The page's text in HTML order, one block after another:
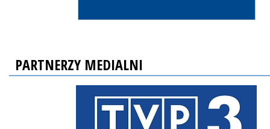
PARTNERZY MEDIALNI